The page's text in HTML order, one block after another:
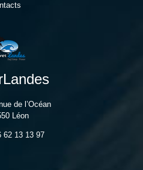
de l’Océan
Léon
62 13 13 97